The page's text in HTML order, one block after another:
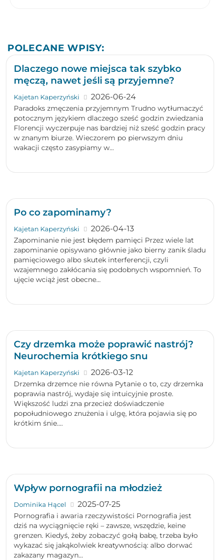
POLECANE WPISY:
Dlaczego nowe miejsca tak szybko
męczą, nawet jeśli są przyjemne?
Kajetan Kaperzyński 2026-06-24
Paradoks zmęczenia przyjemnym Trudno wytłumaczyć
potocznym językiem dlaczego sześć godzin zwiedzania
Florencji wyczerpuje nas bardziej niż sześć godzin pracy
w znanym biurze. Wieczorem po pierwszym dniu
wakacji często zasypiamy w...
Po co zapominamy?
Kajetan Kaperzyński 2026-04-13
Zapominanie nie jest błędem pamięci Przez wiele lat
zapominanie opisywano głównie jako bierny zanik śladu
pamięciowego albo skutek interferencji, czyli
wzajemnego zakłócania się podobnych wspomnień. To
ujęcie wciąż jest obecne...
Czy drzemka może poprawić nastrój?
Neurochemia krótkiego snu
Kajetan Kaperzyński 2026-03-12
Drzemka drzemce nie równa Pytanie o to, czy drzemka
poprawia nastrój, wydaje się intuicyjnie proste.
Większość ludzi zna przecież doświadczenie
popołudniowego znużenia i ulgę, która pojawia się po
krótkim śnie....
Wpływ pornografii na młodzież
Dominika Hącel 2025-07-25
Pornografia i awaria rzeczywistości Pornografia jest
dziś na wyciągnięcie ręki – zawsze, wszędzie, keine
grenzen. Kiedyś, żeby zobaczyć gołą babę, trzeba było
wykazać się jakąkolwiek kreatywnością: albo dorwać
zakazany magazyn...